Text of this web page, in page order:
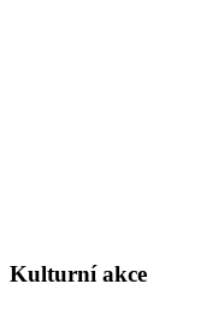
Kulturní akce